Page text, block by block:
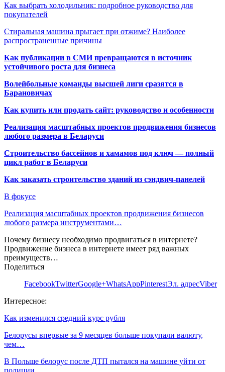
Как выбрать холодильник: подробное руководство для
покупателей
Стиральная машина прыгает при отжиме? Наиболее
распространенные причины
Как публикации в СМИ превращаются в источник
устойчивого роста для бизнеса
Волейбольные команды высшей лиги сразятся в
Барановичах
Как купить или продать сайт: руководство и особенности
Реализация масштабных проектов продвижения бизнесов
любого размера в Беларуси
Строительство бассейнов и хамамов под ключ — полный
цикл работ в Беларуси
Как заказать строительство зданий из сэндвич-панелей
В фокусе
Реализация масштабных проектов продвижения бизнесов
любого размера инструментами…
Почему бизнесу необходимо продвигаться в интернете?
Продвижение бизнеса в интернете имеет ряд важных
преимуществ…
Поделиться
FacebookTwitterGoogle+WhatsAppPinterestЭл. адресViber
Интересное:
Как изменился средний курс рубля
Белорусы впервые за 9 месяцев больше покупали валюту,
чем…
В Польше белорус после ДТП пытался на машине уйти от
полиции